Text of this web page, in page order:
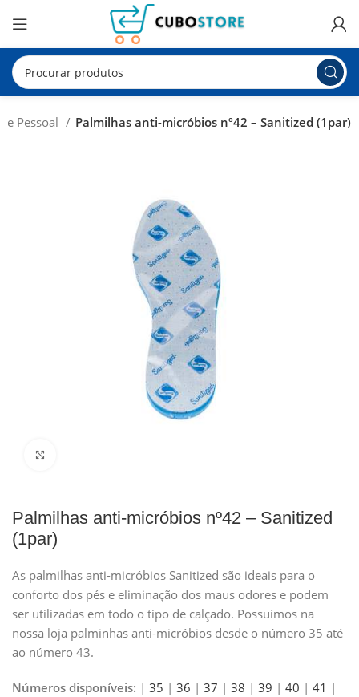
Pessoal Palmilhas anti-micróbios nº42 – Sanitized (1par)
Palmilhas anti-micróbios nº42 – Sanitized
(1par)
As palmilhas anti-micróbios Sanitized são ideais para o
conforto dos pés e eliminação dos maus odores e podem
ser utilizadas em todo o tipo de calçado. Possuímos na
nossa loja palminhas anti-micróbios desde o número 35 até
ao número 43.
Números disponíveis: |35 |36 |37 |38 |39 |40 |41 |